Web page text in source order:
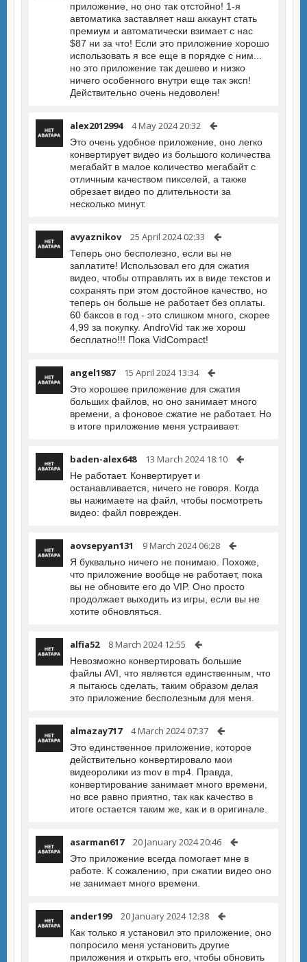
приложение, но оно так отстойно! 1-я
автоматика заставляет наш аккаунт стать
премиум и автоматически взимает с нас
$87 ни за что! Если это приложение хорошо
использовать я все еще в порядке с ним...
но это приложение так дешево и низко
ничего особенного внутри еще так эксп!
Действительно очень недоволен!
alex2012994 4 May 2024 20:32
Это очень удобное приложение, оно легко
конвертирует видео из большого количества
мегабайт в малое количество мегабайт с
отличным качеством пикселей, а также
обрезает видео по длительности за
несколько минут.
avyaznikov 25 April 2024 02:33
Теперь оно бесполезно, если вы не
заплатите! Использовал его для сжатия
видео, чтобы отправлять их в виде текстов и
сохранять при этом достойное качество, но
теперь он больше не работает без оплаты.
60 баксов в год - это слишком много, скорее
4,99 за покупку. AndroVid так же хорош
бесплатно!!! Пока VidCompact!
angel1987 15 April 2024 13:34
Это хорошее приложение для сжатия
больших файлов, но оно занимает много
времени, а фоновое сжатие не работает. Но
в итоге приложение меня устраивает.
baden-alex648 13 March 2024 18:10
Не работает. Конвертирует и
останавливается, ничего не говоря. Когда
вы нажимаете на файл, чтобы посмотреть
видео: файл поврежден.
aovsepyan131 9 March 2024 06:28
Я буквально ничего не понимаю. Похоже,
что приложение вообще не работает, пока
вы не обновите его до VIP. Оно просто
продолжает выходить из игры, если вы не
хотите обновляться.
alfia52 8 March 2024 12:55
Невозможно конвертировать большие
файлы AVI, что является единственным, что
я пытаюсь сделать, таким образом делая
это приложение бесполезным для меня.
almazay717 4 March 2024 07:37
Это единственное приложение, которое
действительно конвертировало мои
видеоролики из mov в mp4. Правда,
конвертирование занимает много времени,
но все равно приятно, так как качество в
итоге остается таким же, как и в оригинале.
asarman617 20 January 2024 20:46
Это приложение всегда помогает мне в
работе. К сожалению, при сжатии видео оно
не занимает много времени.
ander199 20 January 2024 12:38
Как только я установил это приложение, оно
попросило меня установить другие
приложения и открыть его, чтобы обновить